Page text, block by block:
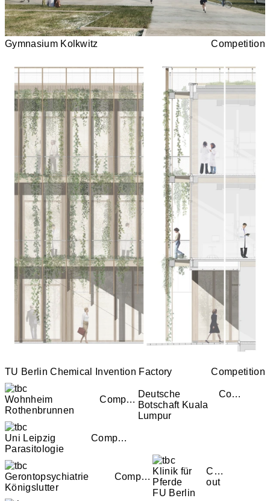
Gymnasium Kolkwitz Competition
TU Berlin Chemical Invention Factory Competition
Wohnheim
Rothenbrunnen
Competition
Deutsche
Botschaft Kuala
Lumpur
Competition
Uni Leipzig
Parasitologie
Competition
Gerontopsychiatrie
Königslutter
Competition
Klinik für
Pferde
FU Berlin
Carried
out